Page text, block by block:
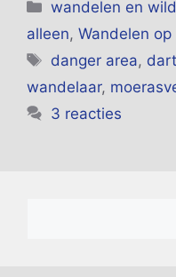
wandelen en
alleen, Wandelen
Tags
danger area,
wandelaar,
3 reacties